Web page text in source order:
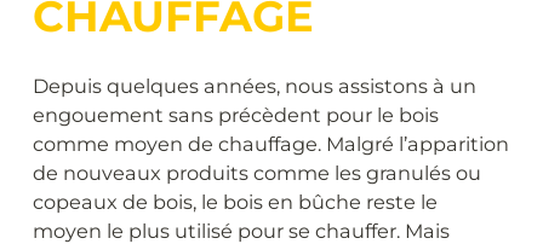
CHAUFFAGE
Depuis quelques années, nous assistons à un
engouement sans précèdent pour le bois
comme moyen de chauffage. Malgré l’apparition
de nouveaux produits comme les granulés ou
copeaux de bois, le bois en bûche reste le
moyen le plus utilisé pour se chauffer. Mais